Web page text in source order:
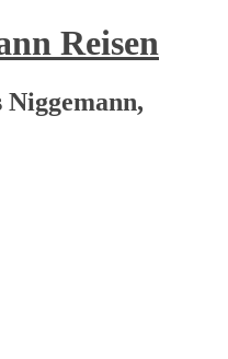
Reisen